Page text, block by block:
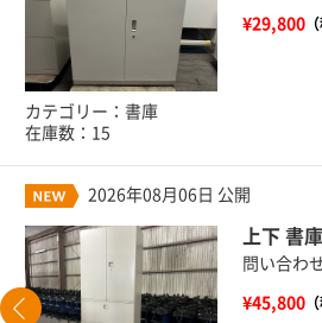
¥29,800（
カテゴリー：書庫
在庫数：15
2026年08月06日 公開
上下 書
問い合わ
¥45,800（